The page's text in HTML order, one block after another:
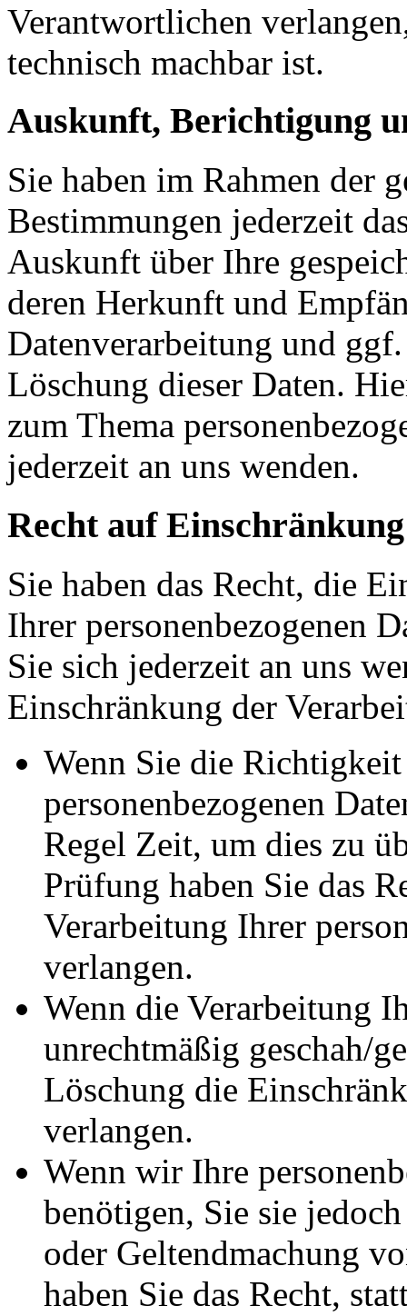
Verantwortlichen
technisch machbar ist.
Auskunft, Berichtigung
Sie haben im Rahmen der
Bestimmungen jederzeit
Auskunft über Ihre
deren Herkunft und
Datenverarbeitung und
Löschung dieser Daten.
zum Thema
jederzeit an uns wenden.
Recht auf
Sie haben das Recht, die
Ihrer personenbezogenen
Sie sich jederzeit an uns
Einschränkung der
Wenn Sie die
personenbezogenen
Regel Zeit, um dies zu
Prüfung haben Sie das
Verarbeitung Ihrer
verlangen.
Wenn die Verarbeitung
unrechtmäßig geschah/
Löschung die
verlangen.
Wenn wir Ihre
benötigen, Sie sie
oder Geltendmachung
haben Sie das Recht,